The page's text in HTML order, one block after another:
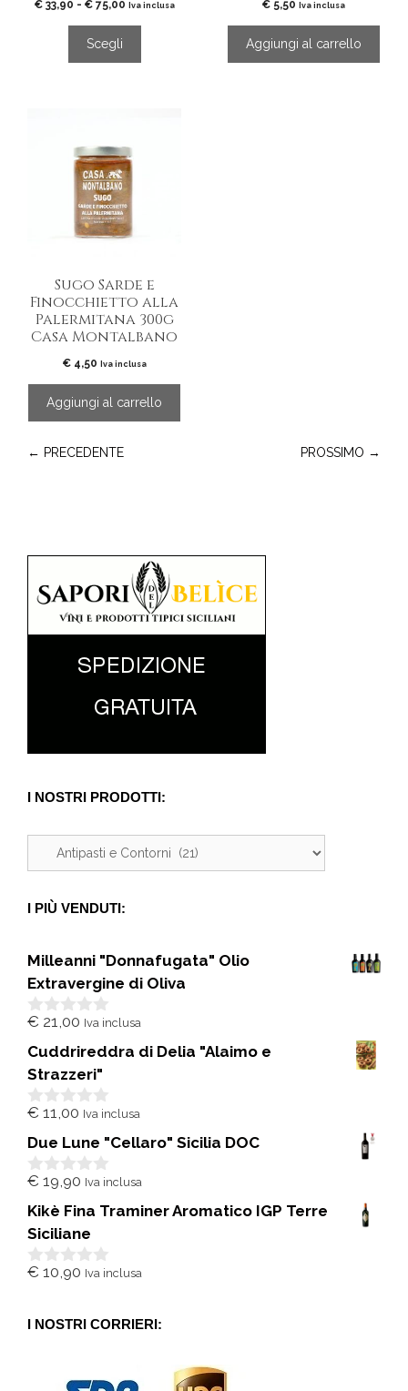
€33,90 - €75,00Fascia
Iva inclusa
Scegli
prodotto € 5,50 Iva inclusa
Aggiungi al carrello
Sugo Sarde e
Finocchietto alla
Palermitana 300g
Casa Montalbano
€4,50 Iva inclusa
Aggiungi al carrello
← PRECEDENTE PROSSIMO →
I NOSTRI PRODOTTI:
I PIÙ VENDUTI:
Milleanni "Donnafugata" Olio
Extravergine di Oliva
0
u
5
€ 21,00 Iva inclusa
Cuddrireddra di Delia "Alaimo e
Strazzeri"
0
u
5
€ 11,00 Iva inclusa
Due Lune "Cellaro" Sicilia DOC
0
u
5
€ 19,90 Iva inclusa
Kikè Fina Traminer Aromatico IGP Terre
Siciliane
0
5
€ 10,90 Iva inclusa
I NOSTRI CORRIERI: